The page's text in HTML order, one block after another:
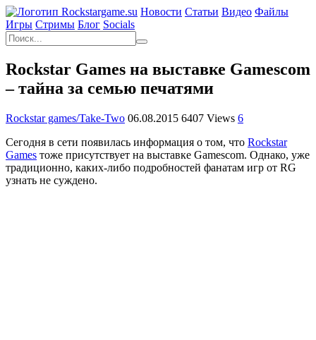
Новости Статьи Видео Файлы
Игры Cтримы Блог Socials
Rockstar Games на выставке Gamescom
– тайна за семью печатями
Rockstar games/Take-Two 06.08.2015 6407 Views 6
Сегодня в сети появилась информация о том, что Rockstar
Games тоже присутствует на выставке Gamescom. Однако, уже
традиционно, каких-либо подробностей фанатам игр от RG
узнать не суждено.